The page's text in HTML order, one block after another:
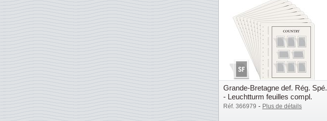
Grande-Bretagne def. Rég. Spé.
- Leuchtturm feuilles compl.
avec poch. (SF) - 2021
Réf. 366979 - Plus de détails